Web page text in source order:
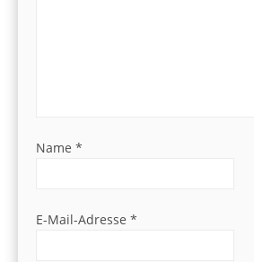
Name *
E-Mail-Adresse *